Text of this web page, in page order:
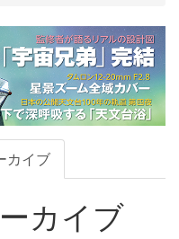
カイブ
カイブ